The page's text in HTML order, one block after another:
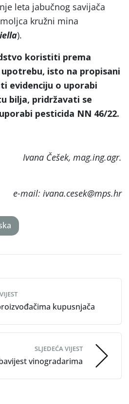
leta jabučnog savijača
kružni mina
).
koristiti prema
isto na propisani
evidenciju o uporabi
bilja, pridržavati se
pesticida NN 46/22.
Ivana Češek, mag.ing.agr.
e-mail: ivana.cesek@mps.hr
kupusnjača
SLJEDEĆA VIJEST
vinogradarima